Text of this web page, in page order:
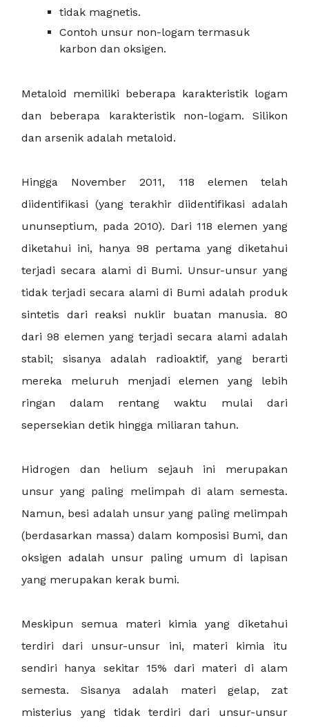
tidak magnetis.
Contoh unsur non-logam termasuk
karbon dan oksigen.
Metaloid memiliki beberapa karakteristik logam
dan beberapa karakteristik non-logam. Silikon
dan arsenik adalah metaloid.
Hingga November 2011, 118 elemen telah
diidentifikasi (yang terakhir diidentifikasi adalah
ununseptium, pada 2010). Dari 118 elemen yang
diketahui ini, hanya 98 pertama yang diketahui
terjadi secara alami di Bumi. Unsur-unsur yang
tidak terjadi secara alami di Bumi adalah produk
sintetis dari reaksi nuklir buatan manusia. 80
dari 98 elemen yang terjadi secara alami adalah
stabil; sisanya adalah radioaktif, yang berarti
mereka meluruh menjadi elemen yang lebih
ringan dalam rentang waktu mulai dari
sepersekian detik hingga miliaran tahun.
Hidrogen dan helium sejauh ini merupakan
unsur yang paling melimpah di alam semesta.
Namun, besi adalah unsur yang paling melimpah
(berdasarkan massa) dalam komposisi Bumi, dan
oksigen adalah unsur paling umum di lapisan
yang merupakan kerak bumi.
Meskipun semua materi kimia yang diketahui
terdiri dari unsur-unsur ini, materi kimia itu
sendiri hanya sekitar 15% dari materi di alam
semesta. Sisanya adalah materi gelap, zat
misterius yang tidak terdiri dari unsur-unsur